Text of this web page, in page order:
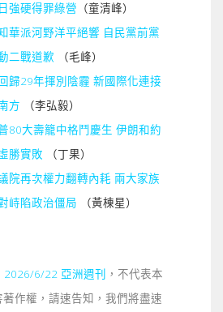
強硬得罪綠營 （童清峰）
華派河野洋平絕響 自民黨前黨
二戰道歉 （毛峰）
歸29年揮別陰霾 新國際化連接
方 （李弘毅）
80大壽籠中格鬥慶生 伊朗和約
勝實敗 （丁果）
院再次權力翻轉內耗 兩大家族
峙陷政治僵局 （黃棟星）
2026/6/22 亞洲週刊 ，不代表本
作權，請速告知，我們將盡速